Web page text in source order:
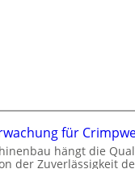
für
hängt die
der Zuverlässigkeit